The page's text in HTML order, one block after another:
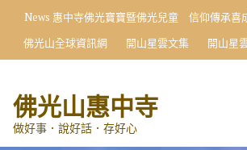
content
News 惠中寺佛光寶寶暨佛光兒童 信仰傳承喜
佛光山全球資訊網
開山星雲文集 開山星
佛光山惠中寺
做好事．說好話．存好心